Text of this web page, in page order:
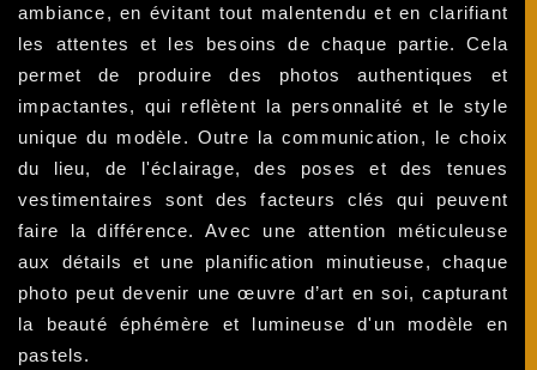
ambiance, en évitant tout malentendu et en clarifiant
les attentes et les besoins de chaque partie. Cela
permet de produire des photos authentiques et
impactantes, qui reflètent la personnalité et le style
unique du modèle. Outre la communication, le choix
du lieu, de l'éclairage, des poses et des tenues
vestimentaires sont des facteurs clés qui peuvent
faire la différence. Avec une attention méticuleuse
aux détails et une planification minutieuse, chaque
photo peut devenir une œuvre d’art en soi, capturant
la beauté éphémère et lumineuse d'un modèle en
pastels.